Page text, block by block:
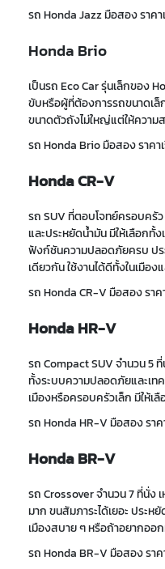
รถ Honda Jazz มือสอง ราค
Honda Brio
เป็นรถ Eco Car รุ่นเล็กของ
ขับหรือผู้ที่ต้องการรถขนาดเล็
ขนาดตัวถังไม่ใหญ่แต่ให้ความ
รถ Honda Brio มือสอง ราค
Honda CR-V
รถ SUVที่ตอบโจทย์ครอบครัว
และประหยัดน้ำมัน มีให้เลือกทั้ง
ฟังก์ชันความปลอดภัยครบ ปร
เดียวกัน ใช้งานได้ดีทั้งในเมือ
รถ HondaCR-Vมือสองรา
Honda HR-V
รถ Compact SUV จำนวน 5
ทั้งระบบความปลอดภัยและเท
เมืองหรือครอบครัวเล็ก มีให้เ
รถ Honda HR-Vมือสอง ราค
Honda BR-V
รถCrossover จำนวน 7 ที่นั่ง
มาก ขนสัมภาระได้เยอะ ประห
เมืองสบาย ๆ หรือถ้าอยากอ
รถ Honda BR-V มือสอง รา